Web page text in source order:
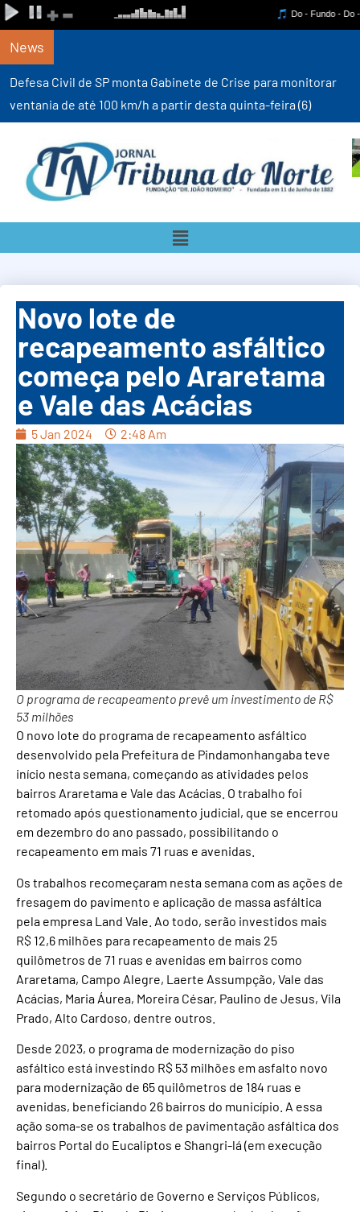
News
Defesa Civil de SP monta Gabinete de Crise para monitorar
ventania de até 100 km/h a partir desta quinta-feira (6)
Novo lote de
recapeamento asfáltico
começa pelo Araretama
e Vale das Acácias
5 Jan 2024 2:48 Am
O programa de recapeamento prevê um investimento de R$
53 milhões
O novo lote do programa de recapeamento asfáltico
desenvolvido pela Prefeitura de Pindamonhangaba teve
início nesta semana, começando as atividades pelos
bairros Araretama e Vale das Acácias. O trabalho foi
retomado após questionamento judicial, que se encerrou
em dezembro do ano passado, possibilitando o
recapeamento em mais 71 ruas e avenidas.
Os trabalhos recomeçaram nesta semana com as ações de
fresagem do pavimento e aplicação de massa asfáltica
pela empresa Land Vale. Ao todo, serão investidos mais
R$ 12,6 milhões para recapeamento de mais 25
quilômetros de 71 ruas e avenidas em bairros como
Araretama, Campo Alegre, Laerte Assumpção, Vale das
Acácias, Maria Áurea, Moreira César, Paulino de Jesus, Vila
Prado, Alto Cardoso, dentre outros.
Desde 2023, o programa de modernização do piso
asfáltico está investindo R$ 53 milhões em asfalto novo
para modernização de 65 quilômetros de 184 ruas e
avenidas, beneficiando 26 bairros do município. A essa
ação soma-se os trabalhos de pavimentação asfáltica dos
bairros Portal do Eucaliptos e Shangri-lá (em execução
final).
Segundo o secretário de Governo e Serviços Públicos,